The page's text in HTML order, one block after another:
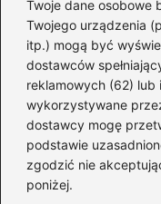
Twoje dane osobowe
Twojego urządzenia
itp.) mogą być
dostawców
reklamowych (62)
wykorzystywane
dostawcy mogę
podstawie
zgodzić nie
poniżej.
Edukacja
Instrumenty(38)
Kultura(47)
Muzyka(205)
Radio(1)
Śpiew(6)
Sprzęt audio(11)